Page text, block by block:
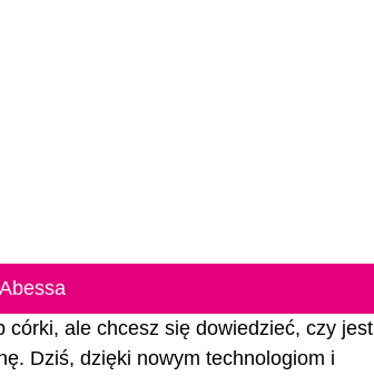
ale chcesz się dowiedzieć, czy jest
Dziś, dzięki nowym technologiom i